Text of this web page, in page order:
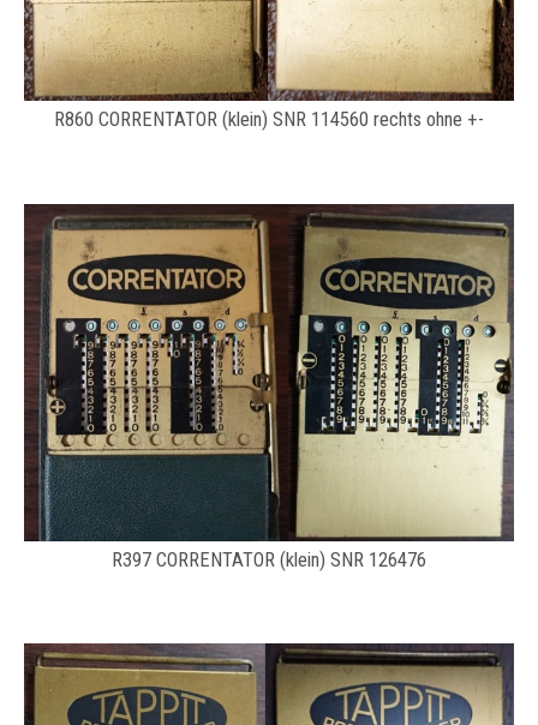
R860 CORRENTATOR (klein) SNR 114560 rechts ohne +-
R397 CORRENTATOR (klein) SNR 126476